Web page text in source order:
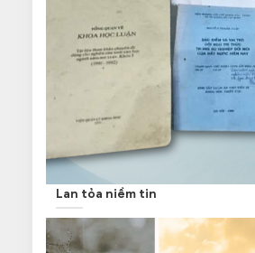
Lan tỏa niềm tin